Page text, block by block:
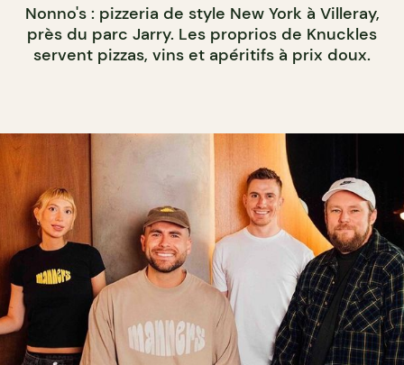
Nonno's : pizzeria de style New York à Villeray,
près du parc Jarry. Les proprios de Knuckles
servent pizzas, vins et apéritifs à prix doux.